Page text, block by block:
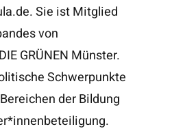
Sie ist Mitglied
von
GRÜNEN Münster.
Schwerpunkte
der Bildung